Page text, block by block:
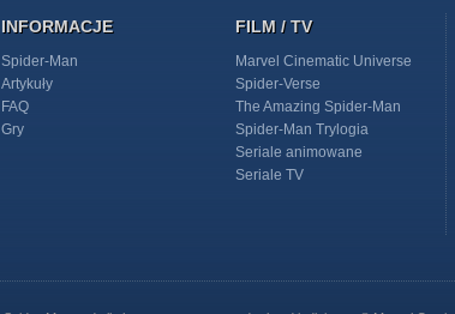
INFORMACJE
Spider-Man
Artykuły
FAQ
Gry
FILM / TV
Marvel Cinematic Universe
Spider-Verse
The Amazing Spider-Man
Spider-Man Trylogia
Seriale animowane
Seriale TV